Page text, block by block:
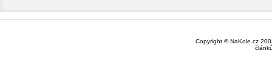
Copyright © NaKole.cz